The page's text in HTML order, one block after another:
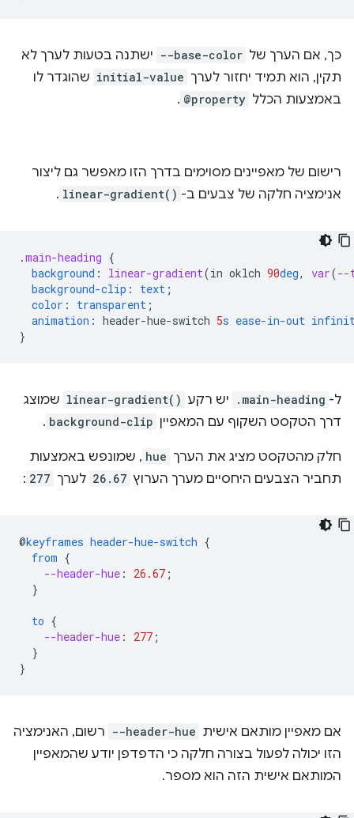
כך, אם הערך של --base-color ישתנה בטעות לערך לא
תקין, הוא תמיד יחזור לערך initial-value שהוגדר לו
באמצעות הכלל @property
.
רישום של מאפיינים מסוימים בדרך הזו מאפשר גם ליצור
אנימציה חלקה של צבעים ב- linear-gradient()
.
.main-heading {
background : linear-gradient(in oklch 90deg, var(--
background-clip : text ;
color : transparent ;
animation : header-hue-switch 5s ease-in-out
}
ל- .main-heading יש רקע linear-gradient() שמוצג
דרך הטקסט השקוף עם המאפיין background-clip
.
חלק מהטקסט מציג את הערך hue , שמונפש באמצעות
תחביר הצבעים היחסיים מערך הערוץ 26.67 לערך 277
:
@keyframes header-hue-switch {
from {
--header-hue : 26.67 ;
}
to {
--header-hue : 277 ;
}
}
אם מאפיין מותאם אישית --header-hue רשום, האנימציה
הזו יכולה לפעול בצורה חלקה כי הדפדפן יודע שהמאפיין
המותאם אישית הזה הוא מספר.